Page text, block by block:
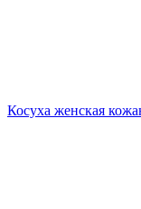
Косуха женская